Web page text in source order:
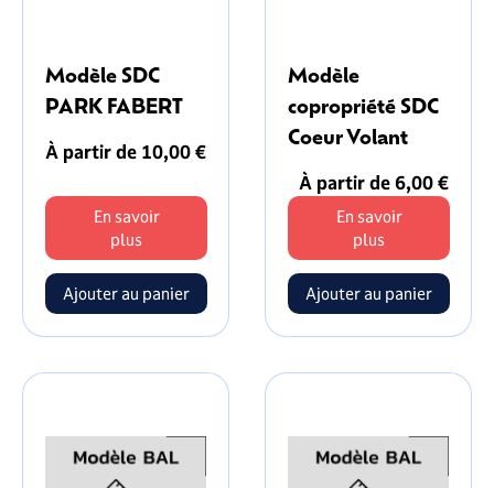
Modèle SDC
PARK FABERT
À partir de 10,00 €
En savoir
plus
Modèle
copropriété SDC
Coeur Volant
À partir de 6,00 €
En savoir
plus